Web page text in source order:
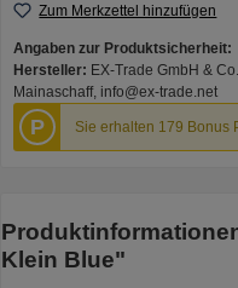
Zum Merkzettel hinzufügen
Angaben zur Produktsicherheit:
Hersteller: EX-Trade GmbH &
Mainaschaff, info@ex-trade.net
P Sie erhalten 179 Bonus
Klein Blue"